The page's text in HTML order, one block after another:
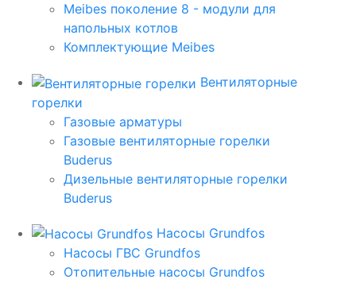
Meibes поколение 8 - модули для
напольных котлов
Комплектующие Meibes
Вентиляторные
горелки
Газовые арматуры
Газовые вентиляторные горелки
Buderus
Дизельные вентиляторные горелки
Buderus
Насосы Grundfos
Насосы ГВС Grundfos
Отопительные насосы Grundfos